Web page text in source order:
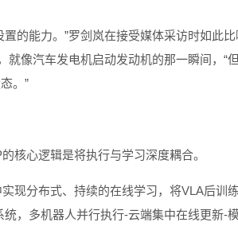
的能力。”罗剑岚在接受媒体采访时如此
就像汽车发电机启动发动机的那一瞬间，
。”
核心逻辑是将执行与学习深度耦合。
现分布式、持续的在线学习，将VLA后训
，多机器人并行执行-云端集中在线更新-